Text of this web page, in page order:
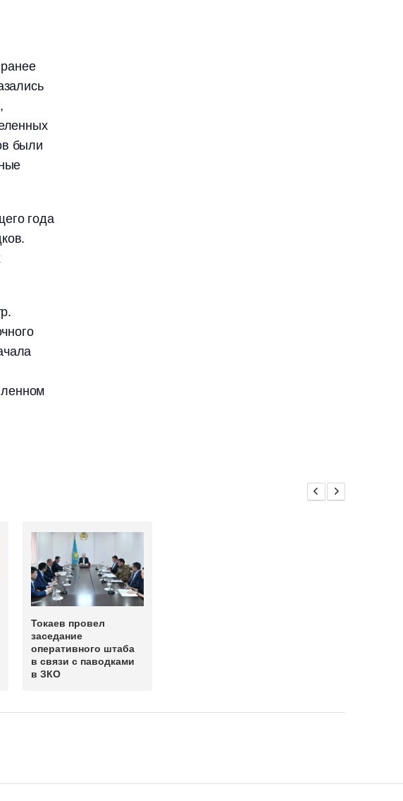
были
года
Токаев провел
заседание
оперативного штаба
в связи с паводками
в ЗКО